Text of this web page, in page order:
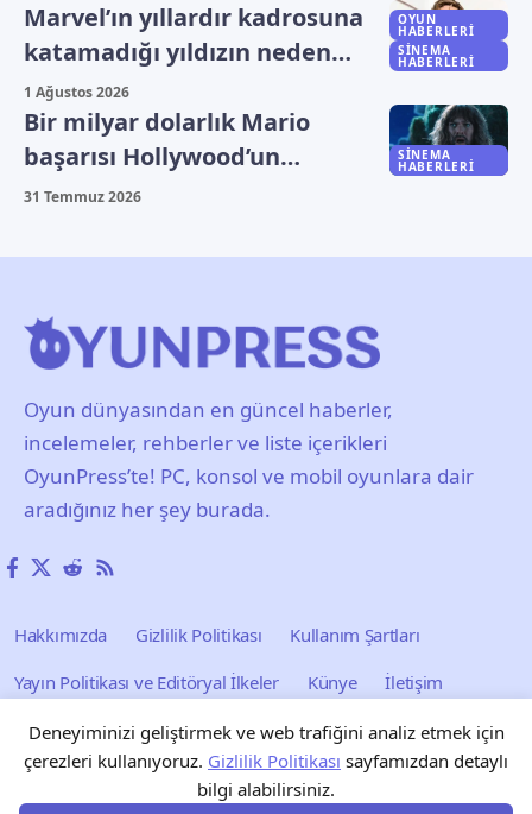
Deneyiminizi geliştirmek ve web trafiğini analiz etmek için
çerezleri kullanıyoruz. Gizlilik Politikası sayfamızdan detaylı
bilgi alabilirsiniz.
OYUN
HABERLERI
SINEMA
HABERLERI
Marvel’ın yıllardır kadrosuna
katamadığı yıldızın neden
beklediği açıklandı
1 Ağustos 2026
SINEMA
HABERLERI
Bir milyar dolarlık Mario
başarısı Hollywood’un
rotasını değiştirdi
31 Temmuz 2026
Oyun dünyasından en güncel haberler,
incelemeler, rehberler ve liste içerikleri
OyunPress’te! PC, konsol ve mobil oyunlara dair
aradığınız her şey burada.
Hakkımızda Gizlilik Politikası
Kullanım Şartları
Yayın Politikası ve Editöryal İlkeler
Künye
İletişim
Reklam
Blog Forum Tarayıcı Oyunları